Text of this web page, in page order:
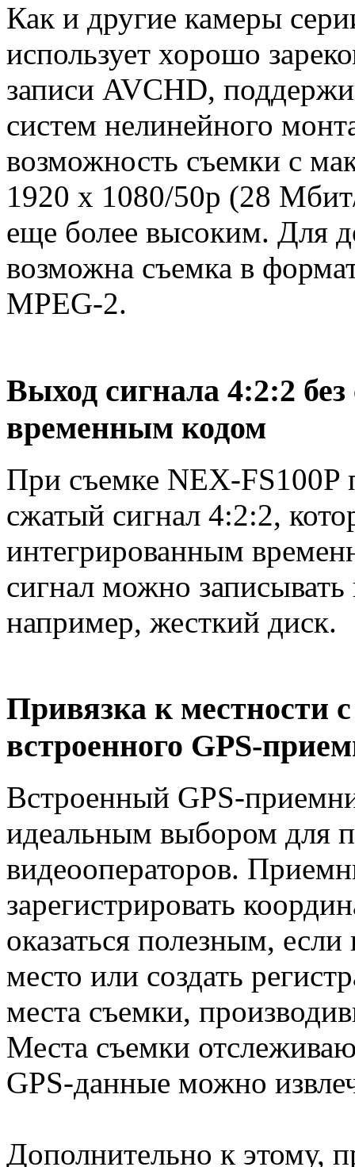
Как и другие камеры
использует хорошо
записи AVCHD,
систем нелинейного
возможность съемки с
1920 x 1080/50p (28 Мбит/
еще более высоким. Для
возможна съемка в
MPEG-2.
Выход сигнала 4:2:2
временным кодом
При съемке NEX-FS100P
сжатый сигнал 4:2:2,
интегрированным
сигнал можно
например, жесткий диск.
Привязка к местности
встроенного GPS-
Встроенный GPS-
идеальным выбором для
видеооператоров.
зарегистрировать
оказаться полезным, если
место или создать
места съемки,
Места съемки
GPS-данные можно
Дополнительно к этому,